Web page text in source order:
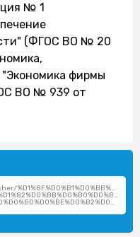
№ 1
(ФГОС ВО № 20
"Экономика фирмы
ВО № 939 от
%D0%B8%D0%B2%D0%B0%D0%BD%D0%BE%D0%B2%D0%BD%D0%B0/